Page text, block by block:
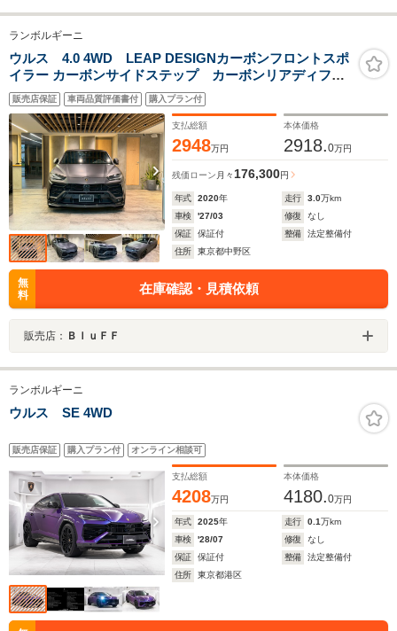
ランボルギーニ
ウルス 4.0 4WD LEAP DESIGNカーボンフロントスポ
イラー カーボンサイドステップ カーボンリアディフュ
ーザー ローダウン パノラミックスライディングルーフ
B&Oサウンドシステム Qチトゥーラwithレザー ランボル
ギーニアニマ
販売店保証 車両品質評価書付 購入プラン付
支払総額
2948万円
本体価格
2918.0万円
残価ローン 月々 176,300円
年式 2020年 走行 3.0万km
車検
'27/03 修復
なし
保証
保証付 整備
法定整備付
住所
東京都中野区
無
料
在庫確認・見積依頼
販売店： ＢｌｕＦＦ
ランボルギーニ
ウルス SE 4WD
販売店保証 購入プラン付 オンライン相談可
支払総額
4208万円
本体価格
4180.0万円
年式 2025年 走行 0.1万km
車検
'28/07 修復
なし
保証
保証付 整備
法定整備付
住所
東京都港区